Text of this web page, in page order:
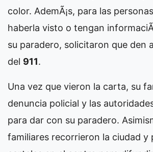
color. AdemÃ¡s, para las
haberla visto o tengan
su paradero, solicitaron que den
del 911.
Una vez que vieron la carta, su
denuncia policial y las
para dar con su paradero.
familiares recorrieron la ciudad y